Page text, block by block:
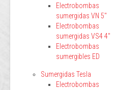
Electrobombas
sumergidas VN 5"
Electrobombas
sumergidas VS4 4"
Electrobombas
sumergibles ED
Sumergidas Tesla
Electrobombas